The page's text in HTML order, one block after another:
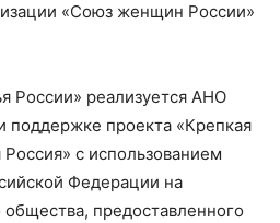
«Союз женщин России»
России» реализуется АНО
поддержке проекта «Крепкая
с использованием
Федерации на
общества, предоставленного